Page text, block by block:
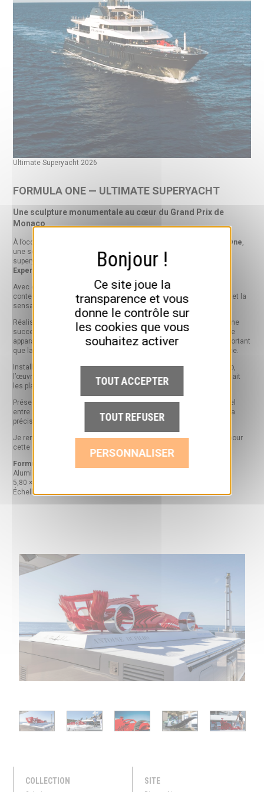
Ultimate Superyacht 2026
FORMULA ONE — ULTIMATE SUPERYACHT
Une sculpture monumentale au cœur du Grand Prix de
Monaco
À l’occasion du Grand Prix de Monaco 2026, j’ai présenté Formula One
une sculpture monumentale à l’échelle 1, installée sur la proue du
superyacht
dans le cadre de l’
Ultimate Superyacht
Experience
Avec cette œuvre, j’ai voulu traduire l’essence de la Formule 1
contemporaine : la tension des lignes, la précision aérodynamique et la
sensation de vitesse, même lorsque la voiture est immobile.
Réalisée en aluminium laqué rouge, la sculpture est composée d’une
succession de plaques de métal. Selon le point de vue, la silhouette
apparaît, se fragmente ou disparaît. Le vide devient alors aussi important
que la matière et suggère le passage de l’air autour de la monoplace.
Installée sur le yacht, face à la Méditerranée et au cœur de Monaco,
l’œuvre a trouvé un environnement exceptionnel. La lumière traversait
les plaques et transformait continuellement sa perception.
Présenter cette sculpture pendant le Grand Prix créait un lien naturel
entre mon travail et l’univers de la Formule 1, fondé sur la vitesse, la
précision, l’ingénierie et le mouvement.
Je remercie
Tom Claerenet toute l’équipe d’Ultimate Superyacht
pour
cette expérience unique.
Formula One, 2026
Aluminium laqué
5,80 × 2,15 × 1,24 m
Échelle 1:1
COLLECTION SITE
Ce site joue la
transparence et vous
donne le contrôle sur
les cookies que vous
souhaitez activer
TOUT ACCEPTER
TOUT REFUSER
PERSONNALISER